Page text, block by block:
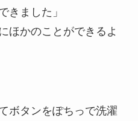
きました」
ほかのことができるよ
ボタンをぽちっで洗濯